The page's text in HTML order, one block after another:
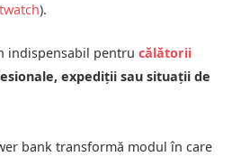
).
indispensabil pentru călătorii
expediții sau situații de
bank transformă modul în care